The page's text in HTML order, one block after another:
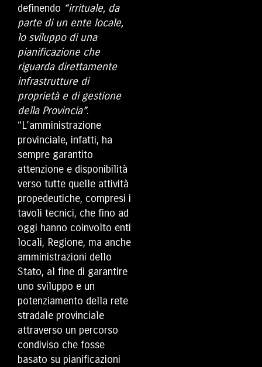
definendo “irrituale, da
parte di un ente locale,
lo sviluppo di una
pianificazione che
riguarda direttamente
infrastrutture di
proprietà e di gestione
della Provincia”.
“L’amministrazione
provinciale, infatti, ha
sempre garantito
attenzione e disponibilità
verso tutte quelle attività
propedeutiche, compresi i
tavoli tecnici, che fino ad
oggi hanno coinvolto enti
locali, Regione, ma anche
amministrazioni dello
Stato, al fine di garantire
uno sviluppo e un
potenziamento della rete
stradale provinciale
attraverso un percorso
condiviso che fosse
basato su pianificazioni